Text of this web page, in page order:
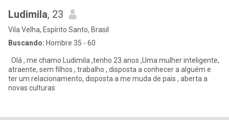
Ludimila, 23
Vila Velha, Espírito Santo, Brasil
Buscando: Hombre 35 - 60
Olá , me chamo Ludimila ,tenho 23 anos ,Uma mulher inteligente,
atraente, sem filhos , trabalho , disposta a conhecer a alguém e
ter um relacionamento, disposta a me muda de pais , aberta a
novas culturas